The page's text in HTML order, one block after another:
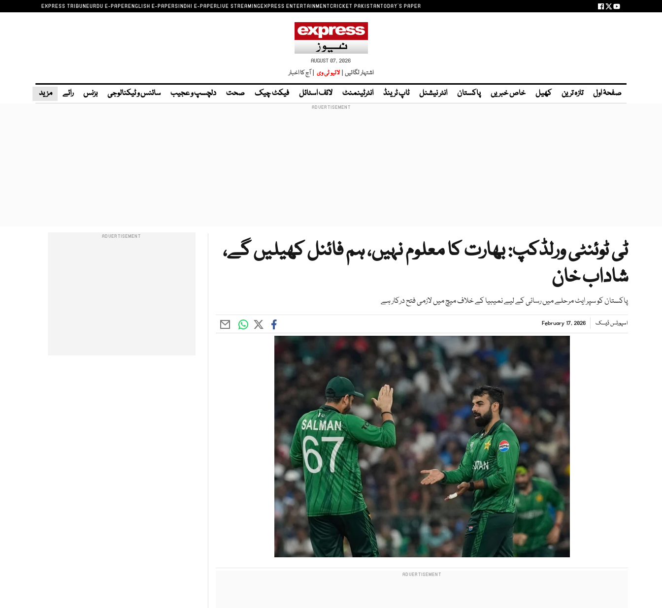
EXPRESS TRIBUNEURDU E-PAPERENGLISH E-PAPERSINDHI E-PAPERLIVE STREAMINGEXPRESS ENTERTAINMENTCRICKET PAKISTANTODAY'S PAPER
AUGUST 07, 2026
اشتہار لگائیں | لائیو ٹی وی | آج کا اخبار
صفحۂ اول تازہ ترین کھیل خاص خبریں پاکستان انٹر نیشنل ٹاپ ٹرینڈ انٹرٹینمنٹ لائف اسٹائل فیکٹ چیک صحت دلچسپ و عجیب سائنس و ٹیکنالوجی بزنس رائے مزید
ٹی ٹوئنٹی ورلڈکپ: بھارت کا معلوم نہیں، ہم فائنل کھیلیں گے،
شاداب خان
پاکستان کو سپر ایٹ مرحلے میں رسائی کے لیے نمیبیا کے خلاف میچ میں لازمی فتح درکار ہے
اسپورٹس ڈیسک February 17, 2026